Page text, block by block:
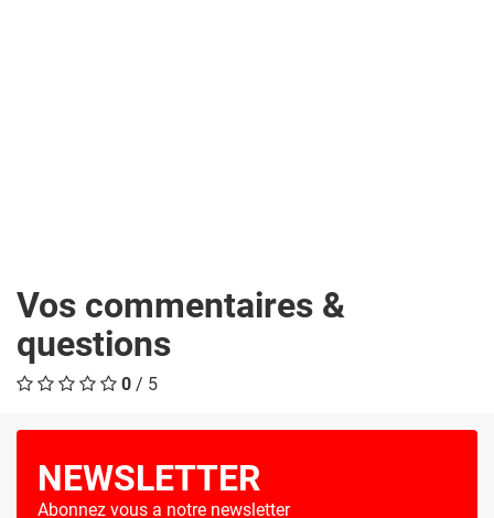
Vos commentaires &
questions
0 / 5
NEWSLETTER
Abonnez vous a notre newsletter